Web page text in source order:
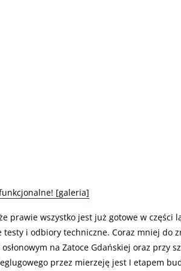
[galeria]
prawie wszystko jest już gotowe w części
i odbiory techniczne. Coraz mniej do
na Zatoce Gdańskiej oraz przy
przez mierzeję jest I etapem